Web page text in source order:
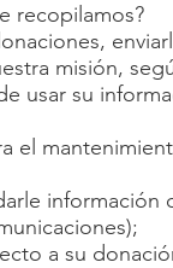
recopilamos?
misión,
usar su
el
información
a su